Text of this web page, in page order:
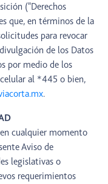
("Derechos
que, en términos de la
para revocar
de los Datos
por medio de los
al *445 o bien,
.
cualquier momento
Aviso de
legislativas o
requerimientos